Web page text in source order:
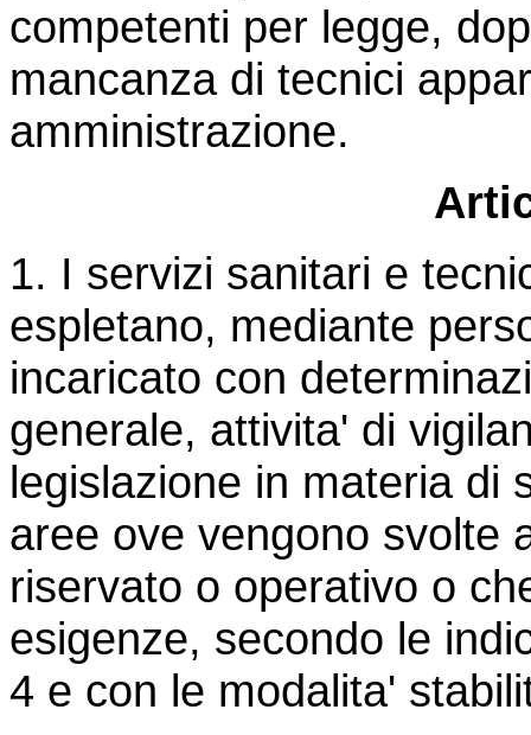
competenti per legge,
mancanza di tecnici
amministrazione.
1. I servizi sanitari e
espletano, mediante
incaricato con
generale, attivita' di
legislazione in materia di
aree ove vengono svolte
riservato o operativo o
esigenze, secondo le
4 e con le modalita'